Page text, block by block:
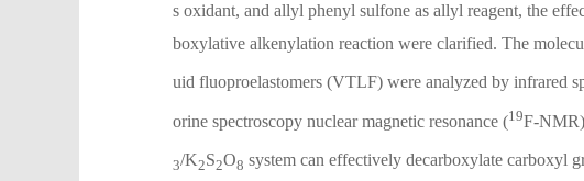
s oxidant, and allyl phenyl sulfone as allyl reagent, the
boxylative alkenylation reaction were clarified. The
uid fluoproelastomers (VTLF) were analyzed by infrared
orine spectroscopy nuclear magnetic resonance (19F-NMR)
3/K2S2O8 system can effectively decarboxylate carboxyl